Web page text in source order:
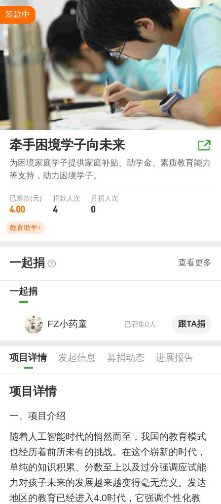
筹款中
牵手困境学子向未来
为困境家庭学子提供家庭补贴、助学金、素质教育能力
等支持，助力困境学子。
已筹款(元)
4.00
捐款人次
4
月捐人次
0
教育助学
查看更多
一起捐
一起捐
FZ小药童 已召集0人 跟TA捐
项目详情 发起信息 募捐动态 进展报告
项目详情
一、项目介绍
随着人工智能时代的悄然而至，我国的教育模式
也经历着前所未有的挑战。在这个崭新的时代，
单纯的知识积累、分数至上以及过分强调应试能
力对孩子未来的发展越来越变得毫无意义。发达
地区的教育已经进入4.0时代，它强调个性化教